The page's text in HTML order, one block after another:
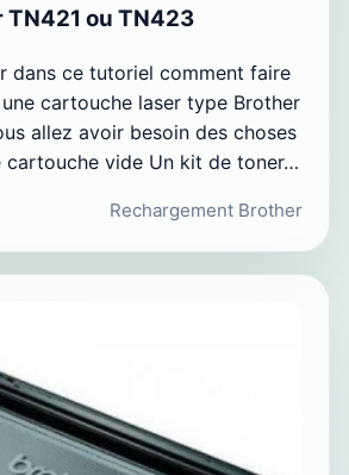
TN421 ou TN423
dans ce tutoriel comment faire
cartouche laser type Brother
allez avoir besoin des choses
cartouche vide Un kit de toner…
Rechargement Brother